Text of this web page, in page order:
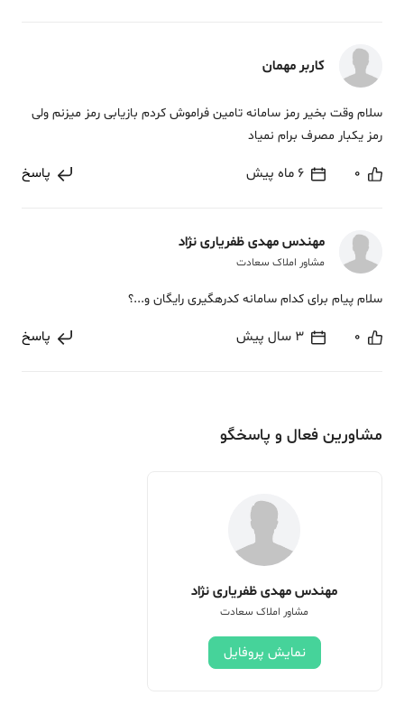
کاربر مهمان
سلام وقت بخیر رمز سامانه تامین فراموش کردم بازیابی رمز میزنم ولی
رمز یکبار مصرف برام نمیاد
0 6 ماه پیش پاسخ
مهندس مهدی ظفریاری نژاد
مشاور املاک سعادت
سلام پیام برای کدام سامانه کدرهگیری رایگان و...؟
0 3 سال پیش پاسخ
مشاورین فعال و پاسخگو
مهندس مهدی ظفریاری نژاد
مشاور املاک سعادت
نمایش پروفایل